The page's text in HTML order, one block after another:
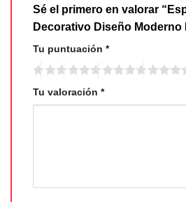
Sé el primero en valorar
Decorativo Diseño Moderno
Tu puntuación *
Tu valoración *